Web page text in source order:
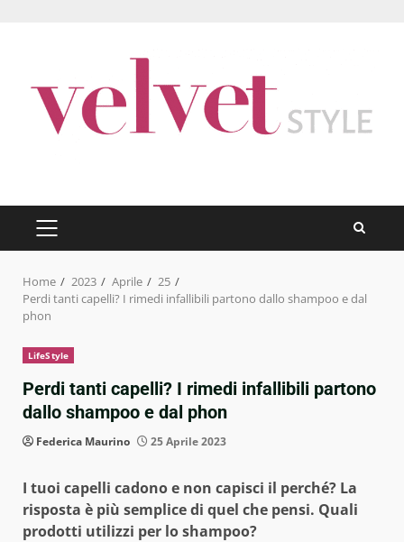
PRIMARY
MENU
Home 2023 Aprile
25
Perdi tanti capelli? I rimedi infallibili partono dallo shampoo e dal
phon
LifeStyle
Perdi tanti capelli? I rimedi infallibili partono
dallo shampoo e dal phon
Federica Maurino 25 Aprile 2023
I tuoi capelli cadono e non capisci il perché? La
risposta è più semplice di quel che pensi. Quali
prodotti utilizzi per lo shampoo?